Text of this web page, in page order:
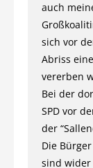
auch
sich vor
Abriss
vererben
Bei der
SPD vor
der
Die
sind